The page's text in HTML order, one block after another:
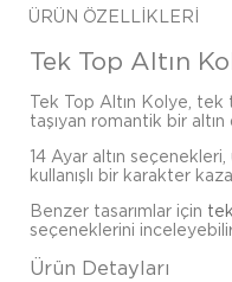
ÜRÜN ÖZELLIKLERI
Tek Top Altın
Tek Top Altın Kolye,
taşıyan romantik bir altın
14 Ayar altın
kullanışlı bir karakter
Benzer tasarımlar için
seçeneklerini
Ürün Detayları